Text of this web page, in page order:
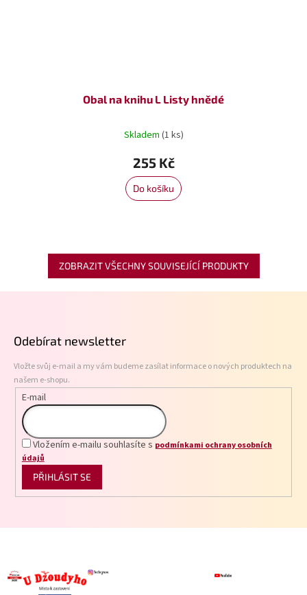
Obal na knihu L Listy hnědé
Skladem (1 ks)
255 Kč
Do košíku
ZOBRAZIT VŠECHNY SOUVISEJÍCÍ PRODUKTY
Odebírat newsletter
Vložte svůj e-mail a my vám budeme zasílat informace o nových produktech na
našem e-shopu.
E-mail
Vložením e-mailu souhlasíte s podmínkami ochrany osobních
údajů
PŘIHLÁSIT SE